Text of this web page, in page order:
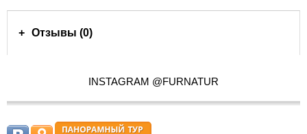
Отзывы (0)
INSTAGRAM @FURNATUR